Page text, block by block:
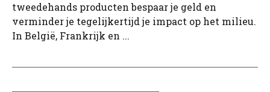
tweedehands producten bespaar je geld en
verminder je tegelijkertijd je impact op het milieu.
In België, Frankrijk en ...